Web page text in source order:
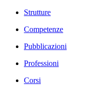
Strutture
Competenze
Pubblicazioni
Professioni
Corsi